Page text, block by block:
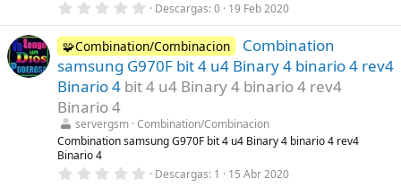
s0
0
0
e
s
t
r
l
l
a
s
Descargas 0 19 Feb 2020
🧩Combination/Combinacion
Combination
samsung G970F bit 4 u4 Binary 4 binario 4 rev4
Binario 4 bit 4 u4 Binary 4 binario 4 rev4
Binario 4
servergsm Combination/Combinacion
Combination samsung G970F bit 4 u4 Binary 4 binario 4 rev4
Binario 4
0 Descargas 1 15 Abr 2020